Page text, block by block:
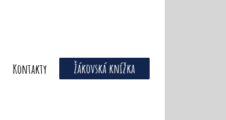
Kontakty Žákovská knížka